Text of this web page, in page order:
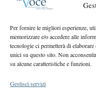
Per fornire le migliori esperienze,
memorizzare e/o accedere alle
tecnologie ci permetterà di
unici su questo sito. Non
su alcune caratteristiche e funzioni.
Gestisci servizi
Crescere